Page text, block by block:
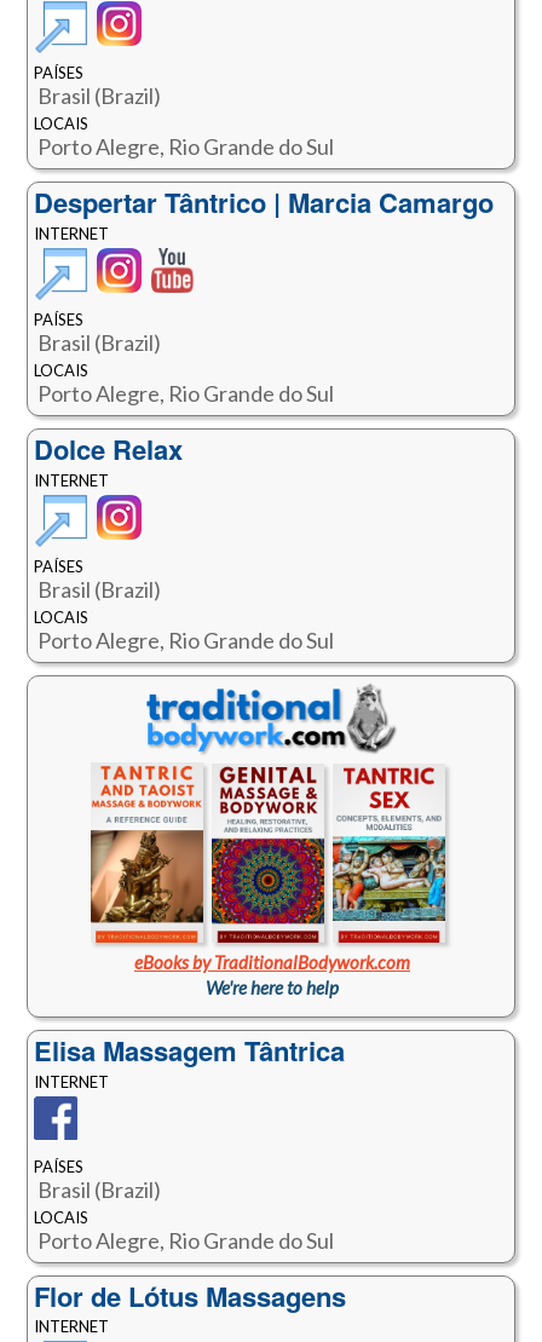
PAÍSES
Brasil (Brazil)
LOCAIS
Porto Alegre, Rio Grande do Sul
Despertar Tântrico | Marcia Camargo
INTERNET
PAÍSES
Brasil (Brazil)
LOCAIS
Porto Alegre, Rio Grande do Sul
Dolce Relax
INTERNET
PAÍSES
Brasil (Brazil)
LOCAIS
Porto Alegre, Rio Grande do Sul
eBooks by TraditionalBodywork.com
We're here to help
Elisa Massagem Tântrica
INTERNET
PAÍSES
Brasil (Brazil)
LOCAIS
Porto Alegre, Rio Grande do Sul
Flor de Lótus Massagens
INTERNET